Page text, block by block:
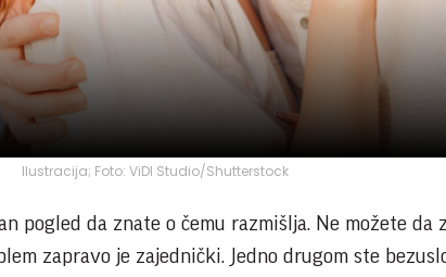
Ilustracija; Foto: ViDI Studio/Shutterstock
pogled da znate o čemu razmišlja. Ne možete
zapravo je zajednički. Jedno drugom ste